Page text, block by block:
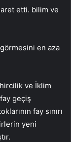
etti. bilim ve
en aza
ve İklim
geçiş
fay sınırı
yeni